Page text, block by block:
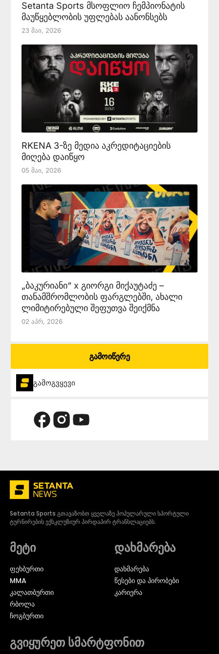
Setanta Sports მსოფლიო ჩემპიონატის
მაუწყებლობის უფლებას აანონსებს
23 Მაი, 2026
RKENA 3-ზე მედია აკრედიტაციების
მიღება დაიწყო
05 Მაი, 2026
„ბაკურიანი“ x გიორგი მიქაუტაძე –
თანამშრომლობის ფარგლებში, ახალი
ლიმიტირებული შეფუთვა შეიქმნა
02 Აპრ, 2026
გამოიწერე
გამოგვყევი
Setanta Sports გთავაზობთ ყველაზე პოპულარული სპორტული
ტურნირების ექსკლუზიურ პირდაპირ ტრანსლაციებს.
მეტი
ᲤᲔᲮᲑᲣᲠᲗᲘ
MMA
ᲙᲐᲚᲐᲗᲑᲣᲠᲗᲘ
ᲠᲑᲝᲚᲐ
ᲩᲝᲒᲑᲣᲠᲗᲘ
დახმარება
დახმარება
წესები და პირობები
კარიერა
გვიყურეთ სმარტფონით